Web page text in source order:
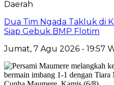
Daerah
Dua Tim Ngada Takluk di
Siap Gebuk BMP Flotim
Jumat, 7 Agu 2026 - 19:57